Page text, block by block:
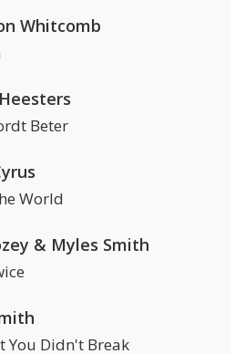
Whitcomb
Beter
World
& Myles Smith
You Didn't Break